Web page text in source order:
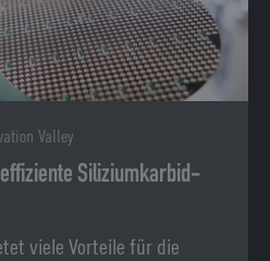
Valley
Siliziumkarbid-
viele Vorteile für die